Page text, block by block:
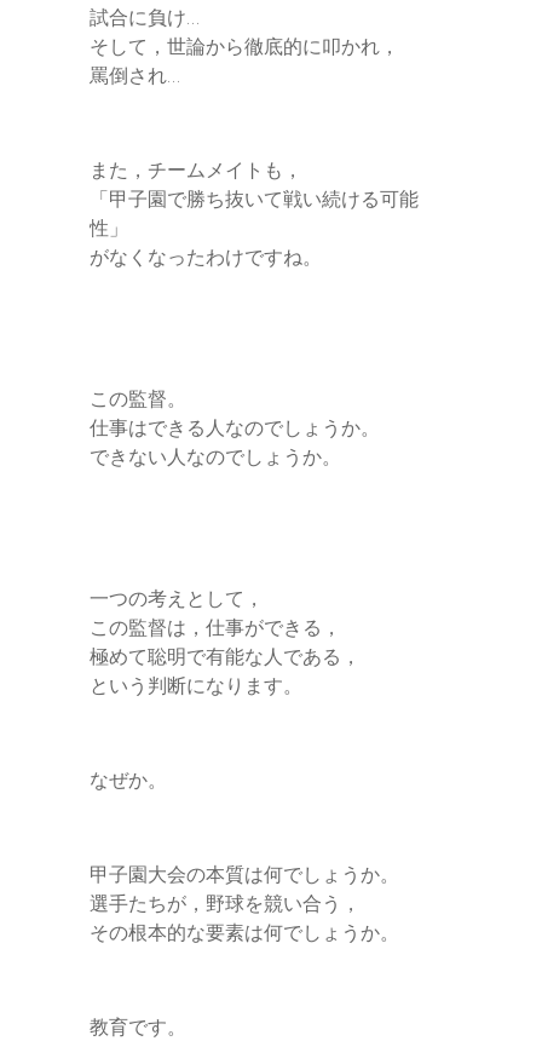
試合に負け…
そして，世論から徹底的に叩かれ，
罵倒され…
また，チームメイトも，
「甲子園で勝ち抜いて戦い続ける可能
性」
がなくなったわけですね。
この監督。
仕事はできる人なのでしょうか。
できない人なのでしょうか。
一つの考えとして，
この監督は，仕事ができる，
極めて聡明で有能な人である，
という判断になります。
なぜか。
甲子園大会の本質は何でしょうか。
選手たちが，野球を競い合う，
その根本的な要素は何でしょうか。
教育です。